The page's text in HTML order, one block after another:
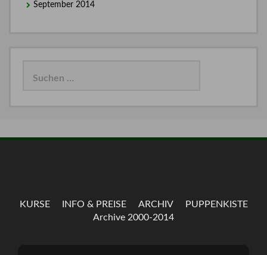
September 2014
KURSE INFO & PREISE ARCHIV
PUPPENKISTE
Archive 2000-2014